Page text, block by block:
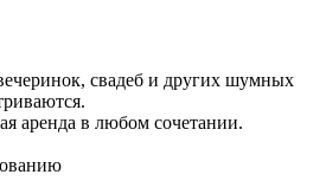
свадеб и других шумных
аренда в любом сочетании.